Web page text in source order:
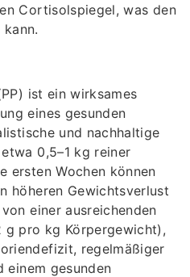
Cortisolspiegel, was den
ist ein wirksames
eines gesunden
und nachhaltige
0,5–1 kg reiner
ersten Wochen können
höheren Gewichtsverlust
einer ausreichenden
g pro kg Körpergewicht),
regelmäßiger
gesunden